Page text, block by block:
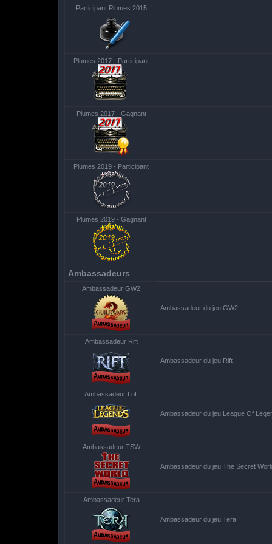
Participant Plumes 2015
Plumes 2017 - Participant
Plumes 2017 - Gagnant
Plumes 2019 - Participant
Plumes 2019 - Gagnant
Ambassadeurs
Ambassadeur GW2
Ambassadeur du jeu GW2
Ambassadeur Rift
Ambassadeur du jeu Rift
Ambassadeur LoL
Ambassadeur du jeu League Of
Ambassadeur TSW
Ambassadeur du jeu The Secret
Ambassadeur Tera
Ambassadeur du jeu Tera